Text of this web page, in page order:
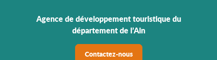
Agence de développement touristique du
département de l’Ain
Contactez-nous